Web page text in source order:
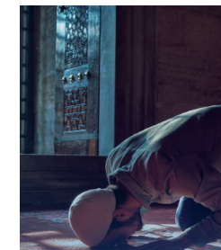
Rahasia
Keberkahan
Shalat
Tepat
Waktu